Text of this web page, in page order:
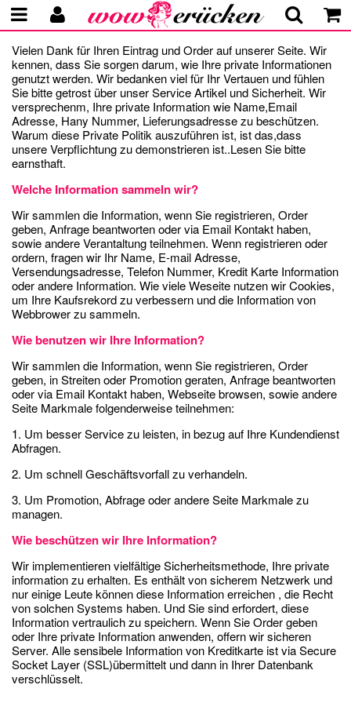
Vielen Dank für Ihren Eintrag und Order auf unserer Seite. Wir
kennen, dass Sie sorgen darum, wie Ihre private Informationen
genutzt werden. Wir bedanken viel für Ihr Vertauen und fühlen
Sie bitte getrost über unser Service Artikel und Sicherheit. Wir
versprechenm, Ihre private Information wie Name,Email
Adresse, Hany Nummer, Lieferungsadresse zu beschützen.
Warum diese Private Politik auszuführen ist, ist das,dass
unsere Verpflichtung zu demonstrieren ist..Lesen Sie bitte
earnsthaft.
Welche Information sammeln wir?
Wir sammlen die Information, wenn Sie registrieren, Order
geben, Anfrage beantworten oder via Email Kontakt haben,
sowie andere Verantaltung teilnehmen. Wenn registrieren oder
ordern, fragen wir Ihr Name, E-mail Adresse,
Versendungsadresse, Telefon Nummer, Kredit Karte Information
oder andere Information. Wie viele Weseite nutzen wir Cookies,
um Ihre Kaufsrekord zu verbessern und die Information von
Webbrower zu sammeln.
Wie benutzen wir Ihre Information?
Wir sammlen die Information, wenn Sie registrieren, Order
geben, in Streiten oder Promotion geraten, Anfrage beantworten
oder via Email Kontakt haben, Webseite browsen, sowie andere
Seite Markmale folgenderweise teilnehmen:
1. Um besser Service zu leisten, in bezug auf Ihre Kundendienst
Abfragen.
2. Um schnell Geschäftsvorfall zu verhandeln.
3. Um Promotion, Abfrage oder andere Seite Markmale zu
managen.
Wie beschützen wir Ihre Information?
Wir implementieren vielfältige Sicherheitsmethode, Ihre private
information zu erhalten. Es enthält von sicherem Netzwerk und
nur einige Leute können diese Information erreichen , die Recht
von solchen Systems haben. Und Sie sind erfordert, diese
Information vertraulich zu speichern. Wenn Sie Order geben
oder Ihre private Information anwenden, offern wir sicheren
Server. Alle sensibele Information von Kreditkarte ist via Secure
Socket Layer (SSL)übermittelt und dann in Ihrer Datenbank
verschlüsselt.